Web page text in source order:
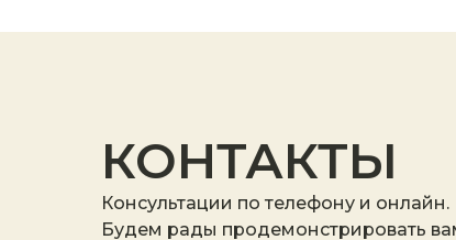
КОНТАКТЫ
Консультации по телефону и онлайн.
Будем рады продемонстрировать